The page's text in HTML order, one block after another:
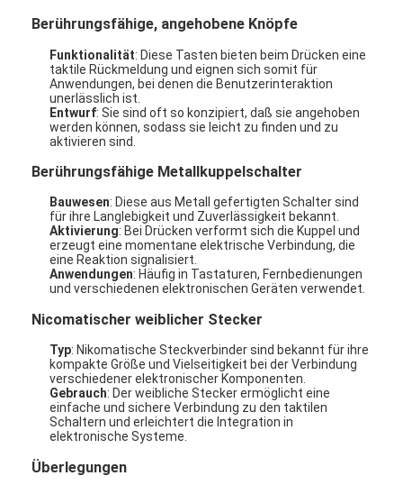
Berührungsfähige, angehobene Knöpfe
Funktionalität: Diese Tasten bieten beim Drücken eine
taktile Rückmeldung und eignen sich somit für
Anwendungen, bei denen die Benutzerinteraktion
unerlässlich ist.
Entwurf: Sie sind oft so konzipiert, daß sie angehoben
werden können, sodass sie leicht zu finden und zu
aktivieren sind.
Berührungsfähige Metallkuppelschalter
Bauwesen: Diese aus Metall gefertigten Schalter sind
für ihre Langlebigkeit und Zuverlässigkeit bekannt.
Aktivierung: Bei Drücken verformt sich die Kuppel und
erzeugt eine momentane elektrische Verbindung, die
eine Reaktion signalisiert.
Anwendungen: Häufig in Tastaturen, Fernbedienungen
und verschiedenen elektronischen Geräten verwendet.
Nicomatischer weiblicher Stecker
Typ: Nikomatische Steckverbinder sind bekannt für ihre
kompakte Größe und Vielseitigkeit bei der Verbindung
verschiedener elektronischer Komponenten.
Gebrauch: Der weibliche Stecker ermöglicht eine
einfache und sichere Verbindung zu den taktilen
Schaltern und erleichtert die Integration in
elektronische Systeme.
Überlegungen